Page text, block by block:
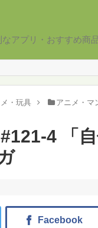
アプリ・おすすめ商
・玩具 アニメ・マ
4 「